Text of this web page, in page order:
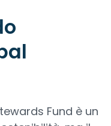
Fund è un